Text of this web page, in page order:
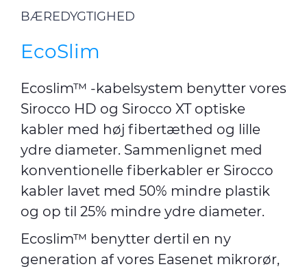
BÆREDYGTIGHED
EcoSlim
Ecoslim™ -kabelsystem benytter vores
Sirocco HD og Sirocco XT optiske
kabler med høj fibertæthed og lille
ydre diameter. Sammenlignet med
konventionelle fiberkabler er Sirocco
kabler lavet med 50% mindre plastik
og op til 25% mindre ydre diameter.
Ecoslim™ benytter dertil en ny
generation af vores Easenet mikrorør,